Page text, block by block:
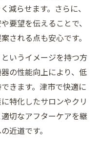
減らせます。さらに、
要望を伝えることで、
される点も安心です。
いうイメージを持つ方
の性能向上により、低
きます。津市で快適に
特化したサロンやクリ
切なアフターケアを継
近道です。